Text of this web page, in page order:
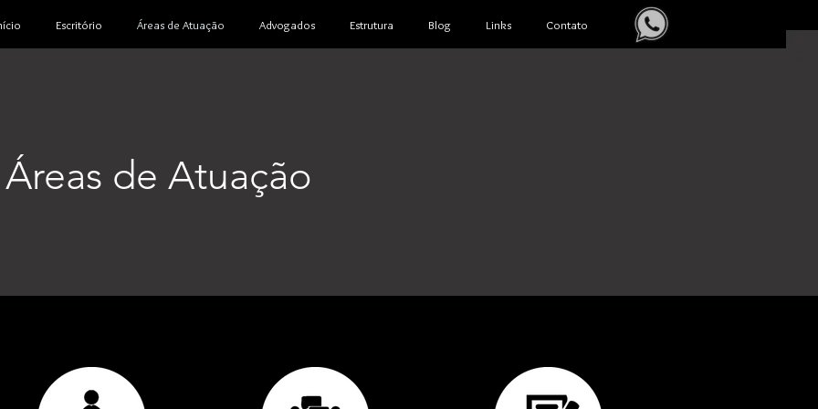
Escritório Áreas de Atuação Advogados Estrutura Blog Links Contato
Áreas de Atuação